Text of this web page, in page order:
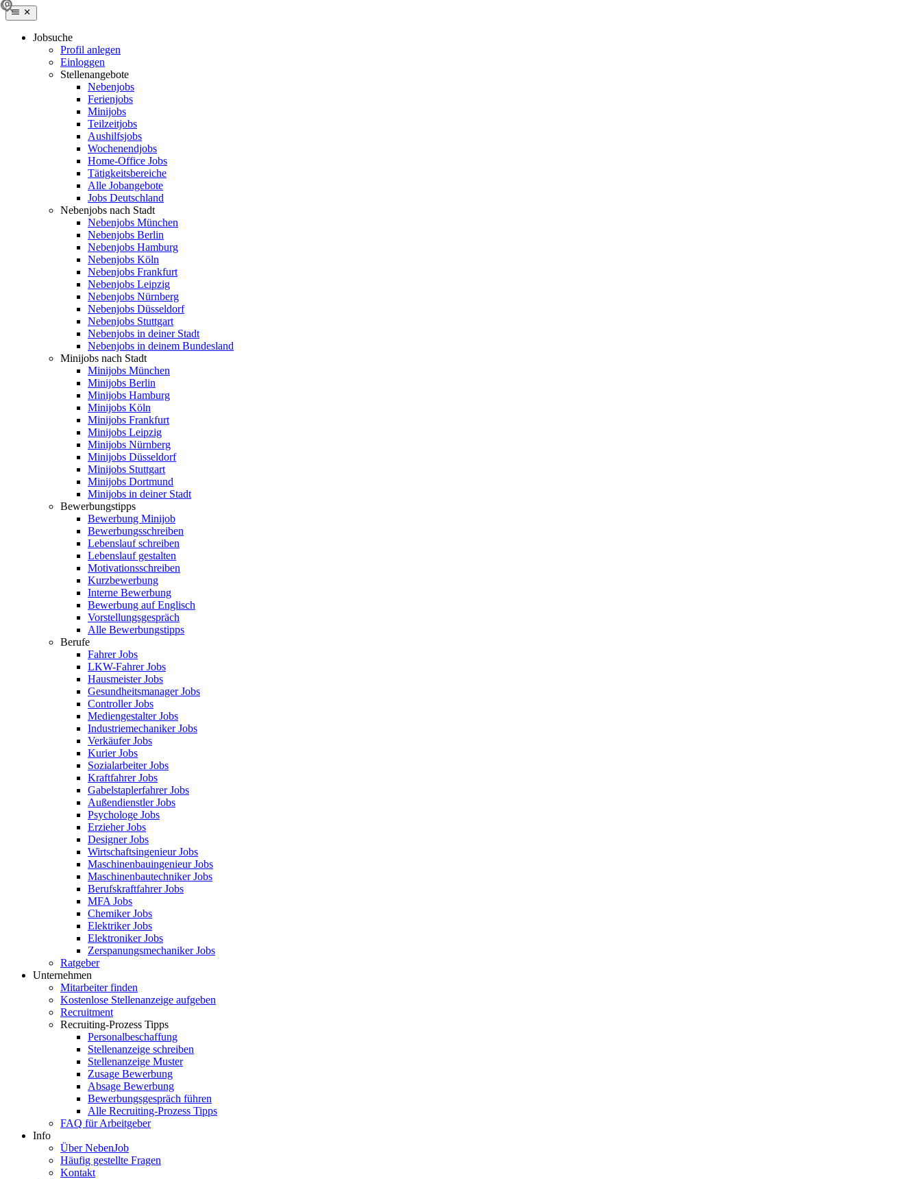
Jobsuche
Profil anlegen
Einloggen
Stellenangebote
Nebenjobs
Ferienjobs
Minijobs
Teilzeitjobs
Aushilfsjobs
Wochenendjobs
Home-Office Jobs
Tätigkeitsbereiche
Alle Jobangebote
Jobs Deutschland
Nebenjobs nach Stadt
Nebenjobs München
Nebenjobs Berlin
Nebenjobs Hamburg
Nebenjobs Köln
Nebenjobs Frankfurt
Nebenjobs Leipzig
Nebenjobs Nürnberg
Nebenjobs Düsseldorf
Nebenjobs Stuttgart
Nebenjobs in deiner Stadt
Nebenjobs in deinem Bundesland
Minijobs nach Stadt
Minijobs München
Minijobs Berlin
Minijobs Hamburg
Minijobs Köln
Minijobs Frankfurt
Minijobs Leipzig
Minijobs Nürnberg
Minijobs Düsseldorf
Minijobs Stuttgart
Minijobs Dortmund
Minijobs in deiner Stadt
Bewerbungstipps
Bewerbung Minijob
Bewerbungsschreiben
Lebenslauf schreiben
Lebenslauf gestalten
Motivationsschreiben
Kurzbewerbung
Interne Bewerbung
Bewerbung auf Englisch
Vorstellungsgespräch
Alle Bewerbungstipps
Berufe
Fahrer Jobs
LKW-Fahrer Jobs
Hausmeister Jobs
Gesundheitsmanager Jobs
Controller Jobs
Mediengestalter Jobs
Industriemechaniker Jobs
Verkäufer Jobs
Kurier Jobs
Sozialarbeiter Jobs
Kraftfahrer Jobs
Gabelstaplerfahrer Jobs
Außendienstler Jobs
Psychologe Jobs
Erzieher Jobs
Designer Jobs
Wirtschaftsingenieur Jobs
Maschinenbauingenieur Jobs
Maschinenbautechniker Jobs
Berufskraftfahrer Jobs
MFA Jobs
Chemiker Jobs
Elektriker Jobs
Elektroniker Jobs
Zerspanungsmechaniker Jobs
Ratgeber
Unternehmen
Mitarbeiter finden
Kostenlose Stellenanzeige aufgeben
Recruitment
Recruiting-Prozess Tipps
Personalbeschaffung
Stellenanzeige schreiben
Stellenanzeige Muster
Zusage Bewerbung
Absage Bewerbung
Bewerbungsgespräch führen
Alle Recruiting-Prozess Tipps
FAQ für Arbeitgeber
Info
Über NebenJob
Häufig gestellte Fragen
Kontakt